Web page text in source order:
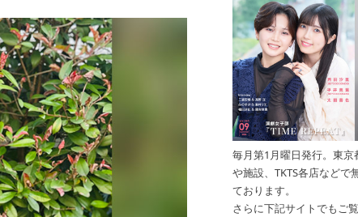
毎月第1月曜日発行。東
や施設、TKTS各店などで
ております。
さらに下記サイトでもご